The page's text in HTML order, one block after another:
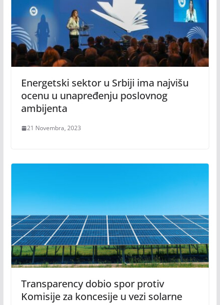
Energetski sektor u Srbiji ima najvišu
ocenu u unapređenju poslovnog
ambijenta
21 Novembra, 2023
Transparency dobio spor protiv
Komisije za koncesije u vezi solarne